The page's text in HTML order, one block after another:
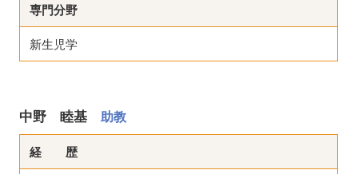
専門分野
新生児学
中野 睦基助教
経 歴